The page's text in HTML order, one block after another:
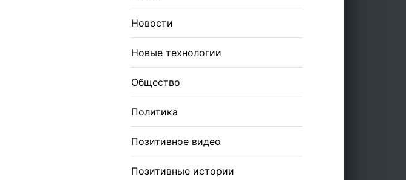
Новости
Новые технологии
Общество
Политика
Позитивное видео
Позитивные истории